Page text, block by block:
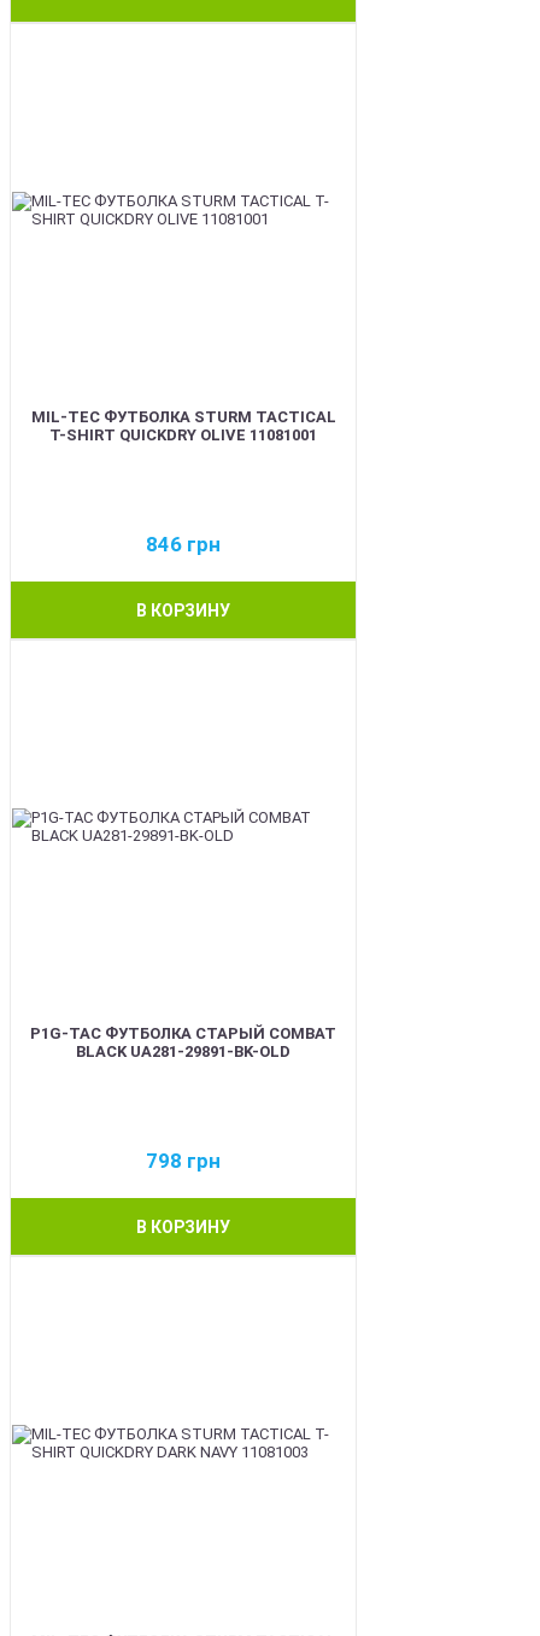
MIL-TEC ФУТБОЛКА STURM TACTICAL
T-SHIRT QUICKDRY OLIVE 11081001
846 грн
В КОРЗИНУ
P1G-TAC ФУТБОЛКА СТАРЫЙ COMBAT
BLACK UA281-29891-BK-OLD
798 грн
В КОРЗИНУ